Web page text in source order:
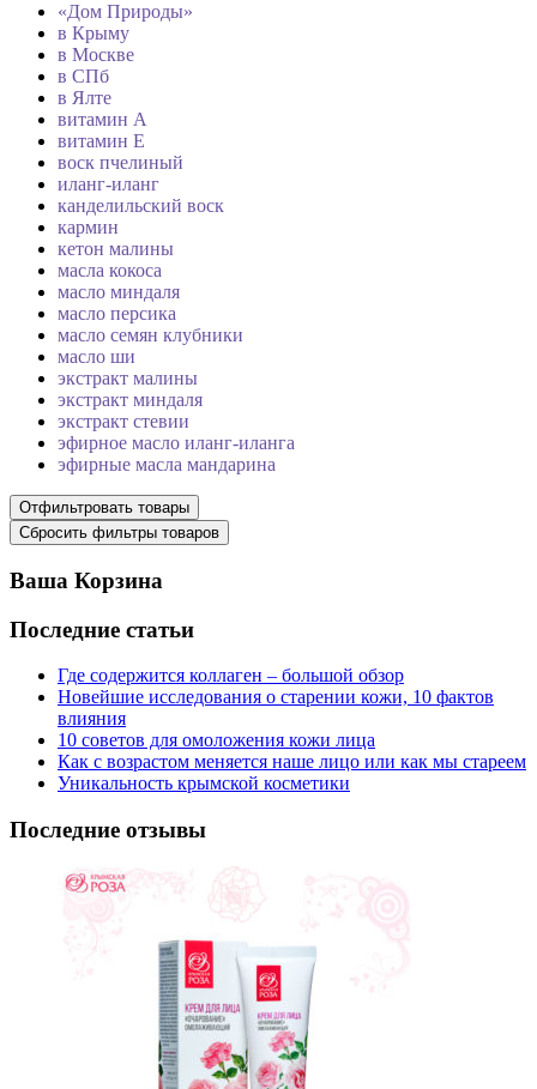
«Дом Природы»
в Крыму
в Москве
в СПб
в Ялте
витамин А
витамин Е
воск пчелиный
иланг-иланг
канделильский воск
кармин
кетон малины
масла кокоса
масло миндаля
масло персика
масло семян клубники
масло ши
экстракт малины
экстракт миндаля
экстракт стевии
эфирное масло иланг-иланга
эфирные масла мандарина
Ваша Корзина
Последние статьи
Где содержится коллаген – большой обзор
Новейшие исследования о старении кожи, 10 фактов
влияния
10 советов для омоложения кожи лица
Как с возрастом меняется наше лицо или как мы стареем
Уникальность крымской косметики
Последние отзывы